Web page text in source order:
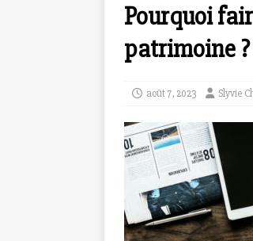
Pourquoi
patrimoine ?
août 7, 2023 Slyvie